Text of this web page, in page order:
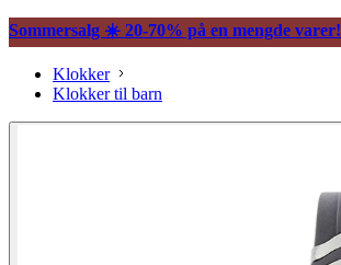
Sommersalg ☀️ 20-70% på en mengde varer!
Klokker
Klokker til barn